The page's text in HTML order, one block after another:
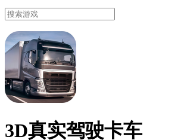
3D真实驾驶卡车